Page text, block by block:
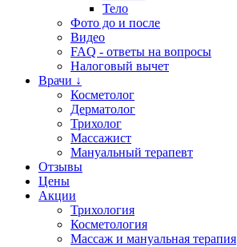
Тело
Фото до и после
Видео
FAQ - ответы на вопросы
Налоговый вычет
Врачи ↓
Косметолог
Дерматолог
Трихолог
Массажист
Мануальный терапевт
Отзывы
Цены
Акции
Трихология
Косметология
Массаж и мануальная терапия